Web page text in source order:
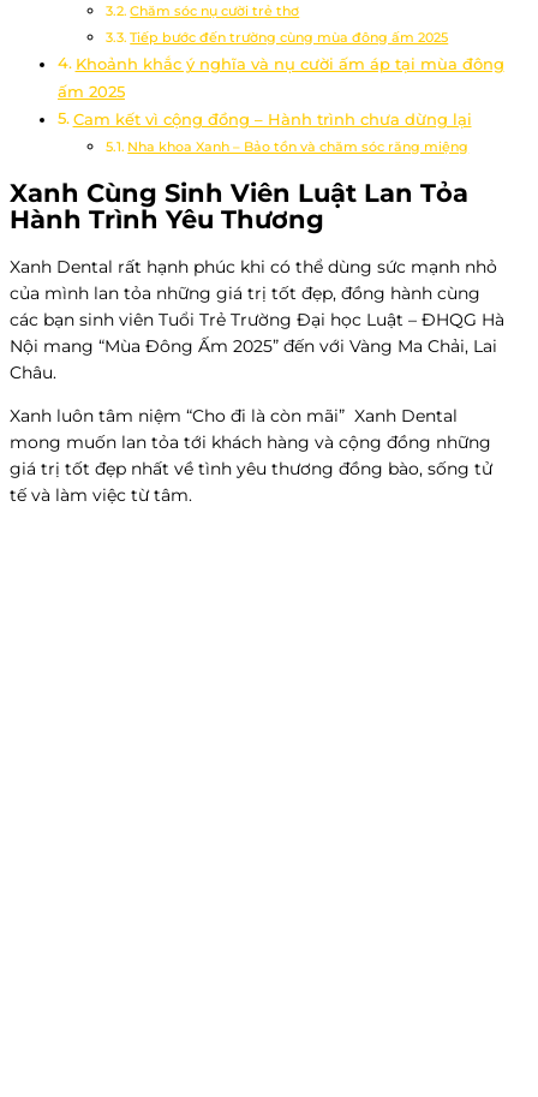
Chăm sóc nụ cười trẻ thơ
Tiếp bước đến trường cùng mùa đông ấm 2025
Khoảnh khắc ý nghĩa và nụ cười ấm áp tại mùa đông
ấm 2025
Cam kết vì cộng đồng – Hành trình chưa dừng lại
Nha khoa Xanh – Bảo tồn và chăm sóc răng miệng
Xanh Cùng Sinh Viên Luật Lan Tỏa
Hành Trình Yêu Thương
Xanh Dental rất hạnh phúc khi có thể dùng sức mạnh nhỏ
của mình lan tỏa những giá trị tốt đẹp, đồng hành cùng
các bạn sinh viên Tuổi Trẻ Trường Đại học Luật – ĐHQG Hà
Nội mang “Mùa Đông Ấm 2025” đến với Vàng Ma Chải, Lai
Châu.
Xanh luôn tâm niệm “Cho đi là còn mãi” Xanh Dental
mong muốn lan tỏa tới khách hàng và cộng đồng những
giá trị tốt đẹp nhất về tình yêu thương đồng bào, sống tử
tế và làm việc từ tâm.